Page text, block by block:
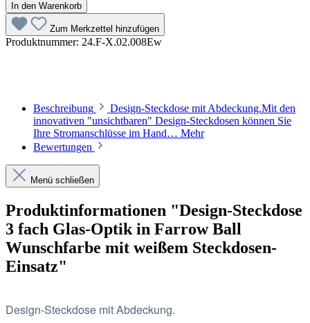
In den Warenkorb
Zum Merkzettel hinzufügen
Produktnummer: 24.F-X.02.008Ew
Beschreibung
Design-Steckdose mit Abdeckung.Mit den
innovativen "unsichtbaren" Design-Steckdosen können Sie
Ihre Stromanschlüsse im Hand… Mehr
Bewertungen
Menü schließen
Produktinformationen "Design-Steckdose
3 fach Glas-Optik in Farrow Ball
Wunschfarbe mit weißem Steckdosen-
Einsatz"
Design-Steckdose mit Abdeckung.